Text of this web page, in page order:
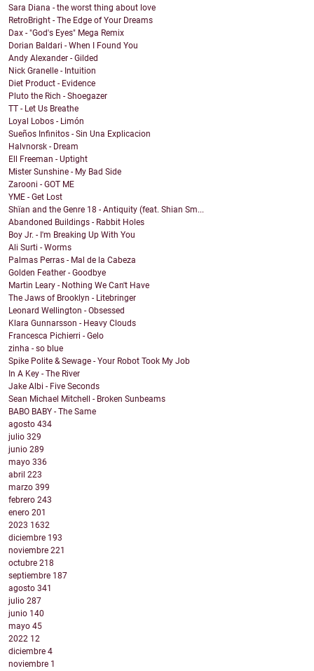
Sara Diana - the worst thing about love
RetroBright - The Edge of Your Dreams
Dax - "God's Eyes" Mega Remix
Dorian Baldari - When I Found You
Andy Alexander - Gilded
Nick Granelle - Intuition
Diet Product - Evidence
Pluto the Rich - Shoegazer
TT - Let Us Breathe
Loyal Lobos - Limón
Sueños Infinitos - Sin Una Explicacion
Halvnorsk - Dream
Ell Freeman - Uptight
Mister Sunshine - My Bad Side
Zarooni - GOT ME
YME - Get Lost
Shïan and the Genre 18 - Antiquity (feat. Shian Sm...
Abandoned Buildings - Rabbit Holes
Boy Jr. - I'm Breaking Up With You
Ali Surti - Worms
Palmas Perras - Mal de la Cabeza
Golden Feather - Goodbye
Martin Leary - Nothing We Can't Have
The Jaws of Brooklyn - Litebringer
Leonard Wellington - Obsessed
Klara Gunnarsson - Heavy Clouds
Francesca Pichierri - Gelo
zinha - so blue
Spike Polite & Sewage - Your Robot Took My Job
In A Key - The River
Jake Albi - Five Seconds
Sean Michael Mitchell - Broken Sunbeams
BABO BABY - The Same
agosto 434
julio 329
junio 289
mayo 336
abril 223
marzo 399
febrero 243
enero 201
2023 1632
diciembre 193
noviembre 221
octubre 218
septiembre 187
agosto 341
julio 287
junio 140
mayo 45
2022 12
diciembre 4
noviembre 1